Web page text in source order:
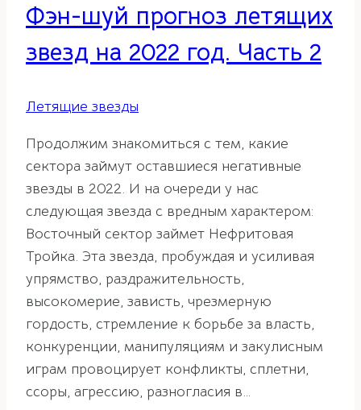
Фэн-шуй прогноз летящих
звезд на 2022 год. Часть 2
Летящие звезды
Продолжим знакомиться с тем, какие
сектора займут оставшиеся негативные
звезды в 2022. И на очереди у нас
следующая звезда с вредным характером:
Восточный сектор займет Нефритовая
Тройка. Эта звезда, пробуждая и усиливая
упрямство, раздражительность,
высокомерие, зависть, чрезмерную
гордость, стремление к борьбе за власть,
конкуренции, манипуляциям и закулисным
играм провоцирует конфликты, сплетни,
ссоры, агрессию, разногласия в…